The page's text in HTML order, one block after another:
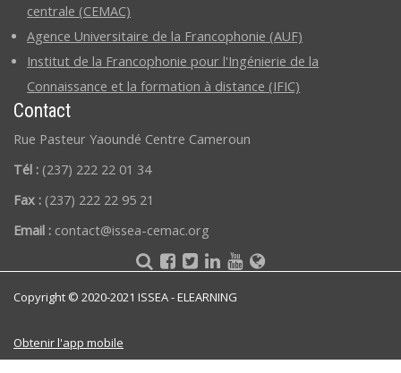
centrale (CEMAC)
Agence Universitaire de la Francophonie (AUF)
Institut de la Francophonie pour l'Ingénierie de la
Connaissance et la formation à distance (IFIC)
Contact
Rue Pasteur Yaoundé Centre Cameroun
Tél : (237) 222 22 01 34
Fax : (237) 222 22 95 21
Email : contact@issea-cemac.org
Copyright © 2020-2021 ISSEA - ELEARNING
Obtenir l'app mobile